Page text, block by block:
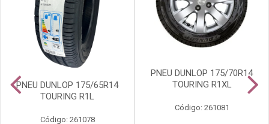
PNEU DUNLOP 175/65R14
TOURING R1L
Código: 261078
PNEU DUNLOP 175/70R14
TOURING R1XL
Código: 261081